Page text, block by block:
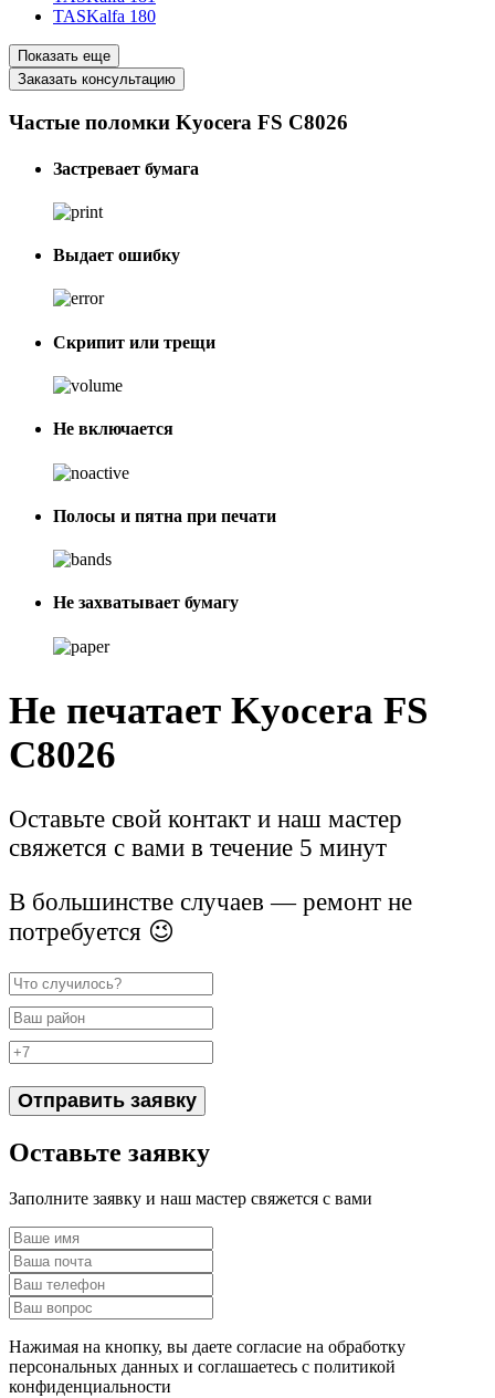
TASKalfa 180
Показать еще
Заказать консультацию
Частые поломки Kyocera FS C8026
Застревает бумага
Выдает ошибку
Скрипит или трещи
Не включается
Полосы и пятна при печати
Не захватывает бумагу
Не печатает Kyocera FS
C8026
Оставьте свой контакт и наш мастер
свяжется с вами в течение 5 минут
В большинстве случаев — ремонт не
потребуется 😉
Отправить заявку
Оставьте заявку
Заполните заявку и наш мастер свяжется с вами
Нажимая на кнопку, вы даете согласие на обработку
персональных данных и соглашаетесь c политикой
конфиденциальности